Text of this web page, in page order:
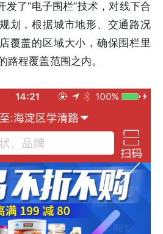
发了“电子围栏”技术，对线下合
划，根据城市地形、交通路况
覆盖的区域大小，确保围栏里
路程覆盖范围之内。